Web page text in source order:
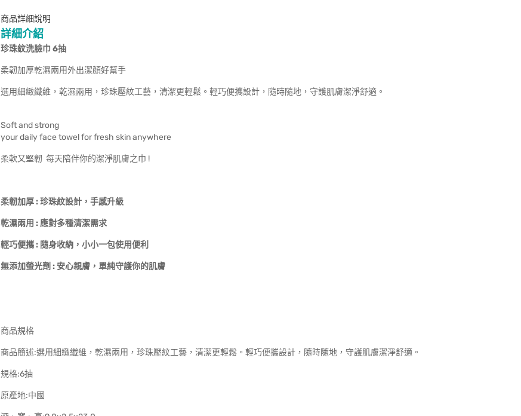
商品詳細說明
詳細介紹
珍珠紋洗臉巾 6抽
柔韌加厚乾濕兩用外出潔顏好幫手
選用細緻纖維，乾濕兩用，珍珠壓紋工藝，清潔更輕鬆。輕巧便攜設計，隨時隨地，守護肌膚潔淨舒適。
Soft and strong
your daily face towel for fresh skin anywhere
柔軟又堅韌 每天陪伴你的潔淨肌膚之巾 !
柔韌加厚 : 珍珠紋設計，手感升級
乾濕兩用 : 應對多種清潔需求
輕巧便攜 : 隨身收納，小小一包使用便利
無添加螢光劑 : 安心親膚，單純守護你的肌膚
商品規格
商品簡述:選用細緻纖維，乾濕兩用，珍珠壓紋工藝，清潔更輕鬆。輕巧便攜設計，隨時隨地，守護肌膚潔淨舒適。
規格:6抽
原產地:中國